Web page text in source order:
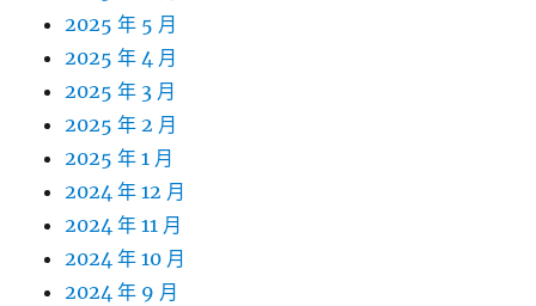
2025 年 5 月
2025 年 4 月
2025 年 3 月
2025 年 2 月
2025 年 1 月
2024 年 12 月
2024 年 11 月
2024 年 10 月
2024 年 9 月